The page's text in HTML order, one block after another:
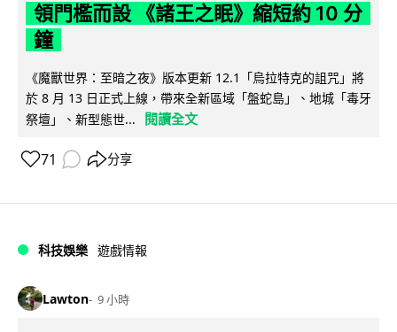
領門檻而設 《諸王之眠》縮短約 10 分
鐘
《魔獸世界：至暗之夜》版本更新 12.1「烏拉特克的詛咒」將
於 8 月 13 日正式上線，帶來全新區域「盤蛇島」、地城「毒牙
祭壇」、新型態世...
閱讀全文
71 分享
科技娛樂 遊戲情報
Lawton 9 小時